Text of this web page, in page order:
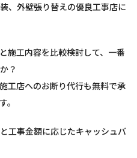
、外壁張り替えの優良工事店に
施工内容を比較検討して、一番
？
工店へのお断り代行も無料で承
。
工事金額に応じたキャッシュバ